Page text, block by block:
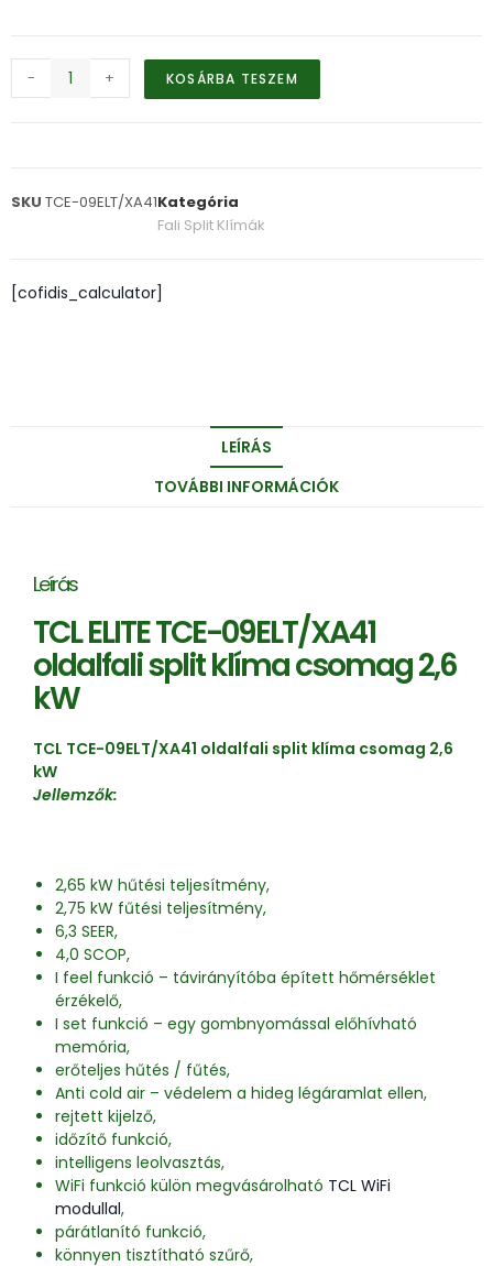
- + KOSÁRBA TESZEM
SKU TCE-09ELT/XA41Kategória
Fali Split Klímák
[cofidis_calculator]
LEÍRÁS
TOVÁBBI INFORMÁCIÓK
Leírás
TCL ELITE TCE-09ELT/XA41
oldalfali split klíma csomag 2,6
kW
TCL TCE-09ELT/XA41 oldalfali split klíma csomag 2,6
kW
Jellemzők:
2,65 kW hűtési teljesítmény,
2,75 kW fűtési teljesítmény,
6,3 SEER,
4,0 SCOP,
I feel funkció – távirányítóba épített hőmérséklet
érzékelő,
I set funkció – egy gombnyomással előhívható
memória,
erőteljes hűtés / fűtés,
Anti cold air – védelem a hideg légáramlat ellen,
rejtett kijelző,
időzítő funkció,
intelligens leolvasztás,
WiFi funkció külön megvásárolható TCL WiFi
modullal,
párátlanító funkció,
könnyen tisztítható szűrő,